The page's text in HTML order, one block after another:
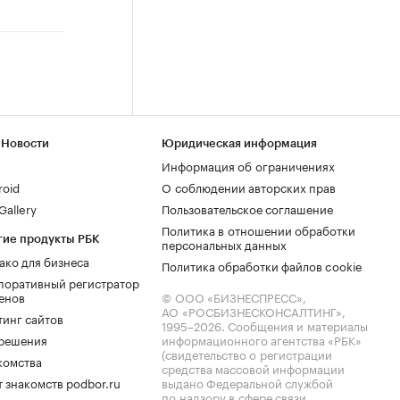
продукты РБК
для бизнеса
регистратор
сайтов
знакомств podbor.ru
Юридическая информация
Информация об ограничениях
О соблюдении авторских прав
Пользовательское соглашение
Политика в отношении обработки
персональных данных
Политика обработки файлов cookie
© ООО «БИЗНЕСПРЕСС»,
АО «РОСБИЗНЕСКОНСАЛТИНГ»,
1995–2026. Сообщения и материалы
информационного агентства «РБК»
(свидетельство о регистрации
средства массовой информации
выдано Федеральной службой
по надзору в сфере связи,